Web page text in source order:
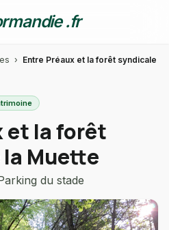
.fr
› Entre Préaux et la forêt syndicale
et la forêt
Muette
du stade